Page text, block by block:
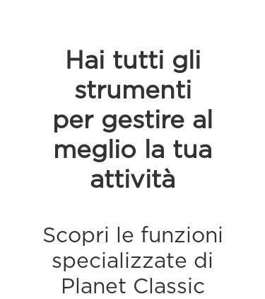
Hai tutti gli
strumenti
per gestire al
meglio la tua
attività
Scopri le funzioni
specializzate di
Planet Classic